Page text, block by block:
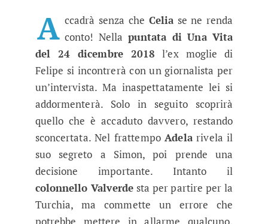
Una Vita anticipazioni 24
A ccadrà senza che Celiase ne renda
conto! Nella puntata di Una Vita
del 24 dicembre 2018 l’ex moglie di
Felipe si incontrerà con un giornalista per
un’intervista. Ma inaspettatamente lei si
addormenterà. Solo in seguito scoprirà
quello che è accaduto davvero, restando
sconcertata. Nel frattempoAdelarivela il
suo segreto a Simon, poi prende una
decisione importante. Intanto il
colonnello Valverdesta per partire per la
Turchia, ma commette un errore che